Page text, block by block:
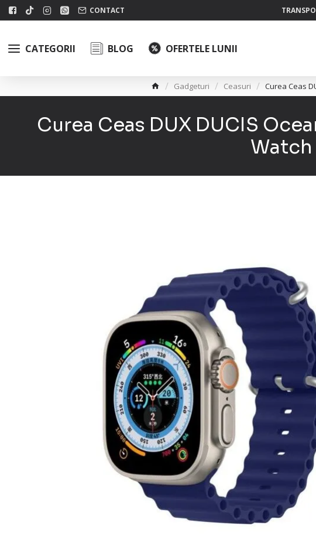
CONTACT
CATEGORII BLOG OFERTELE LUNII
Gadgeturi Ceasuri Curea Ceas
Curea Ceas DUX DUCIS